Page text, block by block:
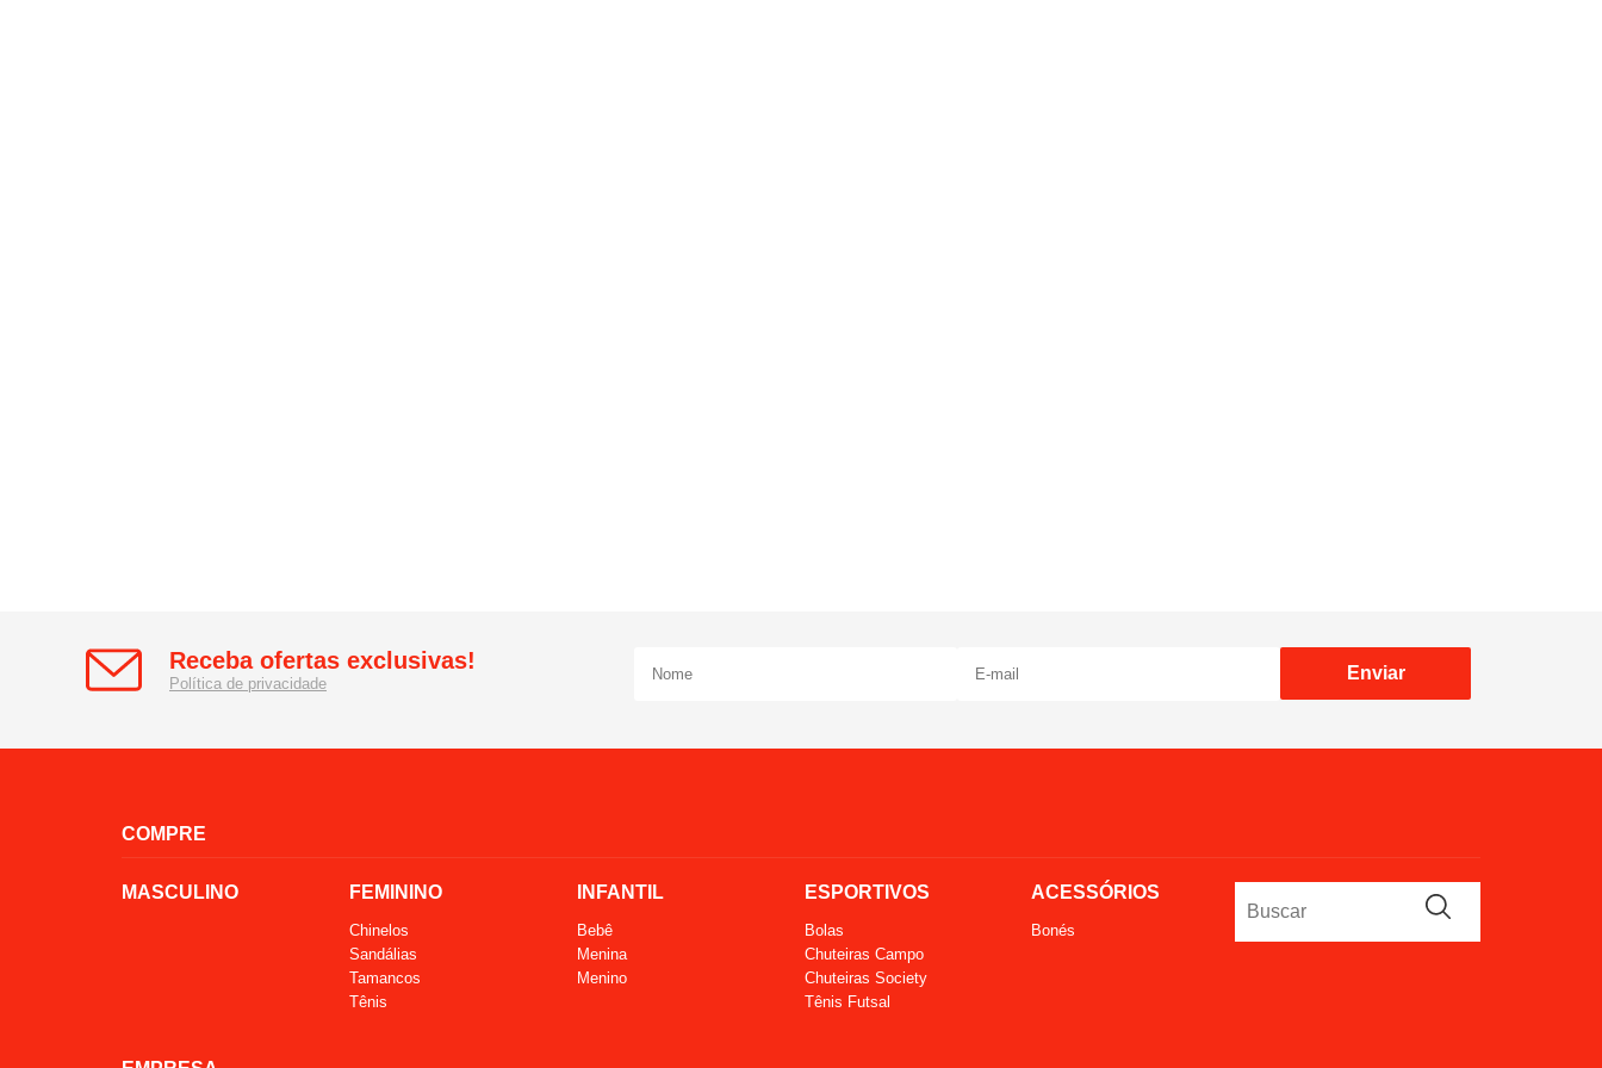
Receba ofertas exclusivas!
Política de privacidade
Enviar
COMPRE
MASCULINO FEMININO
Chinelos
Sandálias
Tamancos
Tênis
INFANTIL
Bebê
Menina
Menino
ESPORTIVOS
Bolas
Chuteiras Campo
Chuteiras Society
Tênis Futsal
ACESSÓRIOS
Bonés